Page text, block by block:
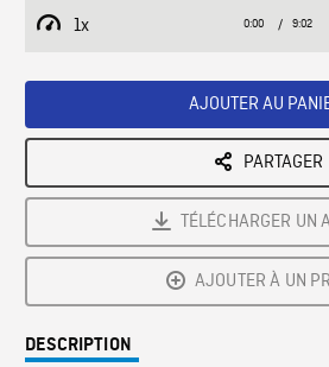
from
beginning
1x
Playback
Current
0:00 / 9:02
AJOUTER AU
PARTAGER
TÉLÉCHARGER UN
AJOUTER À UN
DESCRIPTION